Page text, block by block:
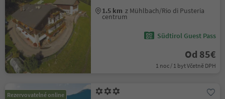
1.5 km z Mühlbach/Rio di Pusteria
centrum
Südtirol Guest Pass
Od 85€
1 noc / 1 byt Včetně DPH
Rezervovatelné online